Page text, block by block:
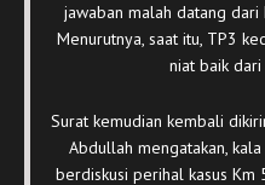
jawaban malah datang dari
Menurutnya, saat itu, TP3
niat baik
Surat kemudian kembali
Abdullah mengatakan,
berdiskusi perihal kasus Km